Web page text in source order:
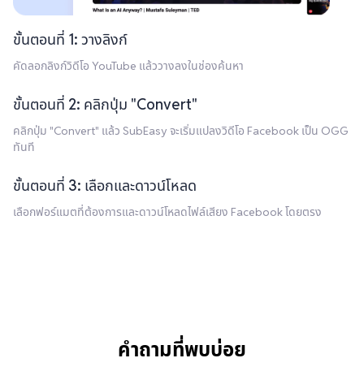
ขั้นตอนที่ 1: วางลิงก์
คัดลอกลิงก์วิดีโอ YouTube แล้ววางลงในช่องค้นหา
ขั้นตอนที่ 2: คลิกปุ่ม "Convert"
คลิกปุ่ม "Convert" แล้ว SubEasy จะเริ่มแปลงวิดีโอ Facebook เป็น OGG
ทันที
ขั้นตอนที่ 3: เลือกและดาวน์โหลด
เลือกฟอร์แมตที่ต้องการและดาวน์โหลดไฟล์เสียง Facebook โดยตรง
คำถามที่พบบ่อย